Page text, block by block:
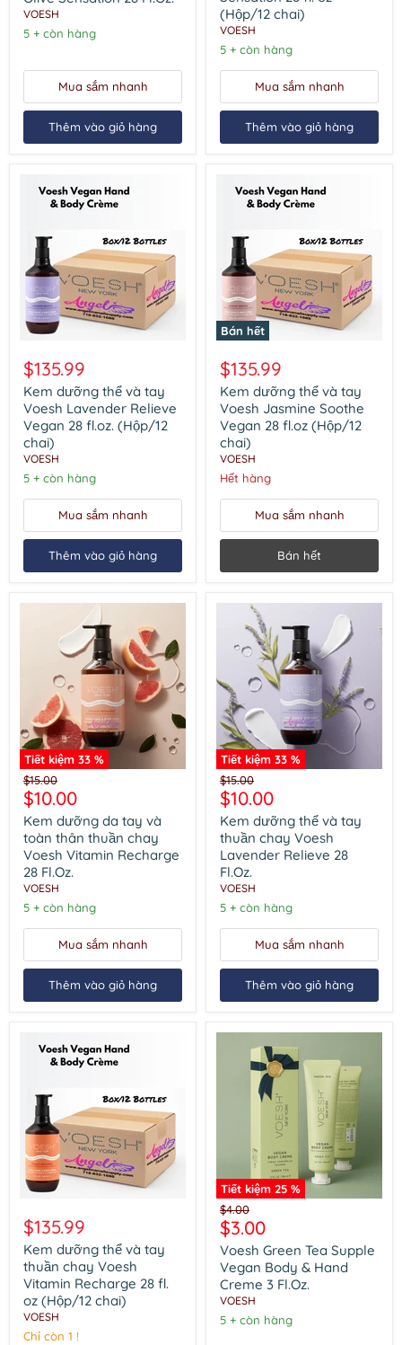
thuần
chay
Voesh
28
VOESH
5 + còn hàng
Mua sắm nhanh
Thêm vào giỏ hàng
chay
Voesh
Olive
Sensation
fl.
(Hộp/12
(Hộp/12 chai)
VOESH
5 + còn hàng
Mua sắm nhanh
Thêm vào giỏ hàng
dưỡng
thể
và
tay
Voesh
Lavender
Relieve
Vegan
28
(Hộp/12
$135.99
Kem dưỡng thể và tay
Voesh Lavender Relieve
Vegan 28 fl.oz. (Hộp/12
chai)
VOESH
5 + còn hàng
Mua sắm nhanh
Thêm vào giỏ hàng
Bán hết
dưỡng
thể
và
tay
Voesh
Jasmine
Soothe
Vegan
28
(Hộp/12
$135.99
Kem dưỡng thể và tay
Voesh Jasmine Soothe
Vegan 28 fl.oz (Hộp/12
chai)
VOESH
Hết hàng
Mua sắm nhanh
Bán hết
Tiết kiệm 33 %
Kem
dưỡng
da
tay
và
toàn
thân
thuần
chay
Voesh
Recharge
Fl.Oz.
Giá
gốc
$15.00
Giá
hiện
tại
$10.00
Kem dưỡng da tay và
toàn thân thuần chay
Voesh Vitamin Recharge
28 Fl.Oz.
VOESH
5 + còn hàng
Mua sắm nhanh
Thêm vào giỏ hàng
Tiết kiệm 33 %
Kem
dưỡng
thể
và
tay
thuần
chay
Voesh
Lavender
Relieve
Fl.Oz.
Giá
gốc
$15.00
Giá
hiện
tại
$10.00
Kem dưỡng thể và tay
thuần chay Voesh
Lavender Relieve 28
Fl.Oz.
VOESH
5 + còn hàng
Mua sắm nhanh
Thêm vào giỏ hàng
dưỡng
thể
và
tay
thuần
chay
Voesh
Vitamin
Recharge
$135.99
Kem dưỡng thể và tay
thuần chay Voesh
Vitamin Recharge 28 fl.
oz (Hộp/12 chai)
VOESH
Chỉ còn 1 !
Tiết kiệm 25 %
Voesh
Green
Tea
Supple
Vegan
Body
&
Hand
Creme
Giá
gốc
$4.00
Giá
hiện
tại
$3.00
Voesh Green Tea Supple
Vegan Body & Hand
Creme 3 Fl.Oz.
VOESH
5 + còn hàng